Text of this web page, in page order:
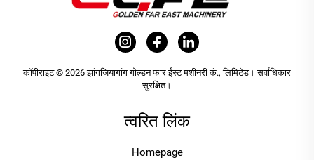
कॉपीराइट © 2026 झांगजियागांग गोल्डन फार ईस्ट मशीनरी कं., लिमिटेड। सर्वाधिकार
सुरक्षित।
त्वरित लिंक
Homepage